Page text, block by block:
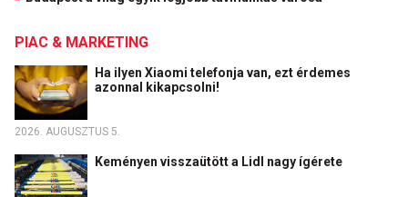
PIAC & MARKETING
Ha ilyen Xiaomi telefonja van, ezt érdemes
azonnal kikapcsolni!
2026. AUGUSZTUS 5.
Keményen visszaütött a Lidl nagy ígérete